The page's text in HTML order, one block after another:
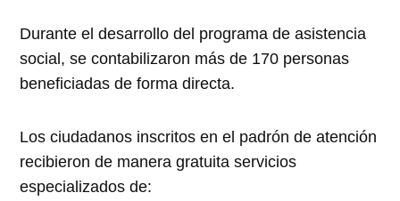
Durante el desarrollo del programa de asistencia
social, se contabilizaron más de 170 personas
beneficiadas de forma directa.
Los ciudadanos inscritos en el padrón de atención
recibieron de manera gratuita servicios
especializados de: